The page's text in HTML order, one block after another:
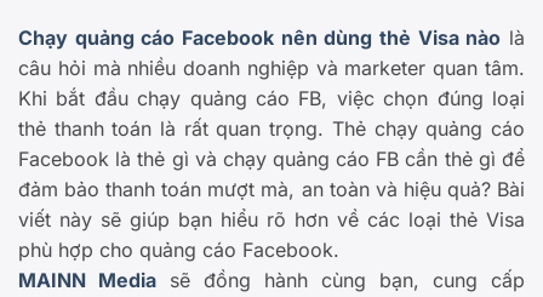
Chạy quảng cáo Facebook nên dùng thẻ Visa nào là
câu hỏi mà nhiều doanh nghiệp và marketer quan tâm.
Khi bắt đầu chạy quảng cáo FB, việc chọn đúng loại
thẻ thanh toán là rất quan trọng. Thẻ chạy quảng cáo
Facebook là thẻ gì và chạy quảng cáo FB cần thẻ gì để
đảm bảo thanh toán mượt mà, an toàn và hiệu quả? Bài
viết này sẽ giúp bạn hiểu rõ hơn về các loại thẻ Visa
phù hợp cho quảng cáo Facebook.
MAINN Media sẽ đồng hành cùng bạn, cung cấp